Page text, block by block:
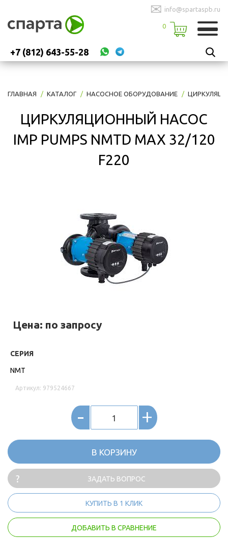
✉ info@spartaspb.ru
0
+7 (812) 643-55-28
ГЛАВНАЯ КАТАЛОГ НАСОСНОЕ ОБОРУДОВАНИЕ
ЦИРКУЛЯЦИОННЫЙ НАСОС
IMP PUMPS NMTD MAX 32/120
F220
Цена: по запросу
СЕРИЯ
NMT
Артикул: 979524667
- +
В КОРЗИНУ
ЗАДАТЬ ВОПРОС
КУПИТЬ В 1 КЛИК
ДОБАВИТЬ В СРАВНЕНИЕ